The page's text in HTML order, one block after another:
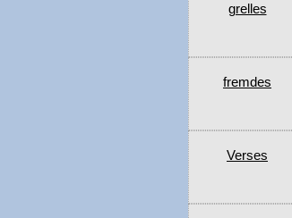
grelles
fremdes
Verses